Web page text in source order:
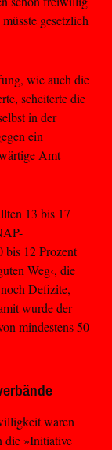
gesetzlich
wie auch die
scheiterte die
in der
ein
Amt
13 bis 17
bis 12 Prozent
Weg‹, die
Defizite,
wurde der
mindestens 50
waren
die »Initiative